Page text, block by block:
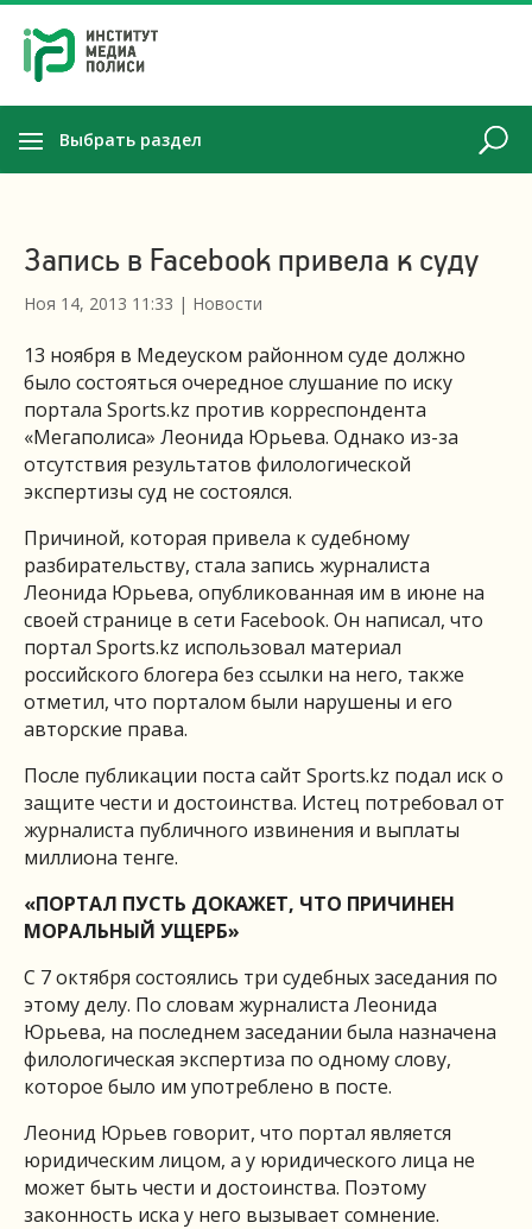
Выбрать раздел
Запись в Facebook привела к суду
Ноя 14, 2013 11:33 | Новости
13 ноября в Медеуском районном суде должно
было состояться очередное слушание по иску
портала Sports.kz против корреспондента
«Мегаполиса» Леонида Юрьева. Однако из-за
отсутствия результатов филологической
экспертизы суд не состоялся.
Причиной, которая привела к судебному
разбирательству, стала запись журналиста
Леонида Юрьева, опубликованная им в июне на
своей странице в сети Facebook. Он написал, что
портал Sports.kz использовал материал
российского блогера без ссылки на него, также
отметил, что порталом были нарушены и его
авторские права.
После публикации поста сайт Sports.kz подал иск о
защите чести и достоинства. Истец потребовал от
журналиста публичного извинения и выплаты
миллиона тенге.
«ПОРТАЛ ПУСТЬ ДОКАЖЕТ, ЧТО ПРИЧИНЕН
МОРАЛЬНЫЙ УЩЕРБ»
С 7 октября состоялись три судебных заседания по
этому делу. По словам журналиста Леонида
Юрьева, на последнем заседании была назначена
филологическая экспертиза по одному слову,
которое было им употреблено в посте.
Леонид Юрьев говорит, что портал является
юридическим лицом, а у юридического лица не
может быть чести и достоинства. Поэтому
законность иска у него вызывает сомнение.